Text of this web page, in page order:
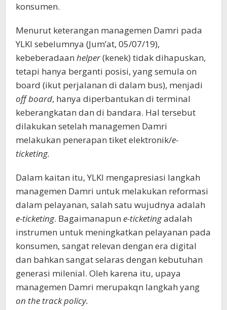
konsumen.
Menurut keterangan managemen Damri pada
YLKI sebelumnya (Jum’at, 05/07/19),
kebeberadaan helper(kenek) tidak dihapuskan,
tetapi hanya berganti posisi, yang semula on
board (ikut perjalanan di dalam bus), menjadi
off board, hanya diperbantukan di terminal
keberangkatan dan di bandara. Hal tersebut
dilakukan setelah managemen Damri
melakukan penerapan tiket elektronik/e-
ticketing.
Dalam kaitan itu, YLKI mengapresiasi langkah
managemen Damri untuk melakukan reformasi
dalam pelayanan, salah satu wujudnya adalah
e-ticketing. Bagaimanapun e-ticketingadalah
instrumen untuk meningkatkan pelayanan pada
konsumen, sangat relevan dengan era digital
dan bahkan sangat selaras dengan kebutuhan
generasi milenial. Oleh karena itu, upaya
managemen Damri merupakqn langkah yang
on the track policy.